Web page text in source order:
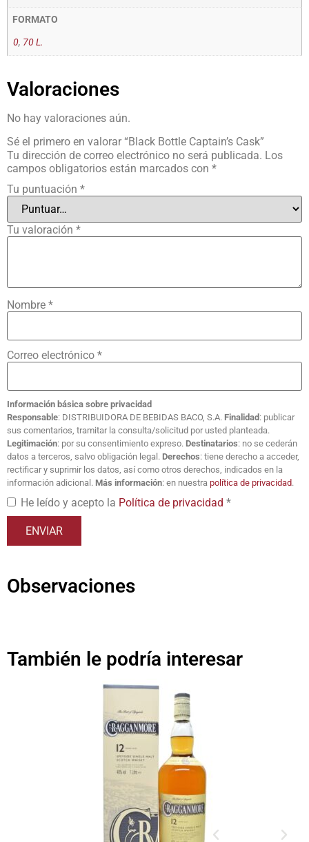
FORMATO
0, 70 L.
Valoraciones
No hay valoraciones aún.
Sé el primero en valorar “Black Bottle Captain’s Cask”
Tu dirección de correo electrónico no será publicada. Los
campos obligatorios están marcados con *
Tu puntuación *
Tu valoración *
Nombre *
Correo electrónico *
Información básica sobre privacidad
Responsable: DISTRIBUIDORA DE BEBIDAS BACO, S.A. Finalidad: publicar
sus comentarios, tramitar la consulta/solicitud por usted planteada.
Legitimación: por su consentimiento expreso. Destinatarios: no se cederán
datos a terceros, salvo obligación legal. Derechos: tiene derecho a acceder,
rectificar y suprimir los datos, así como otros derechos, indicados en la
información adicional. Más información: en nuestra política de privacidad.
He leído y acepto la Política de privacidad *
Observaciones
También le podría interesar